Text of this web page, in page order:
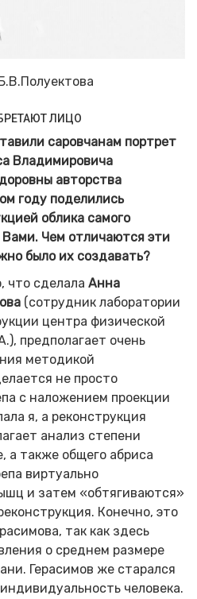
ЛИЦО
саровчанам портрет
Владимировича
авторства
году поделились
облика самого
Вами. Чем отличаются эти
было их создавать?
что сделала Анна
(сотрудник лаборатории
центра физической
предполагает очень
методикой
не просто
с наложением проекции
я, а реконструкция
анализ степени
а также общего абриса
виртуально
и затем «обтягиваются»
Конечно, это
так как здесь
о среднем размере
Герасимов же старался
человека.